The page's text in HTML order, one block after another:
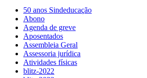
50 anos Sindeducação
Abono
Agenda de greve
Aposentados
Assembleia Geral
Assessoria jurídica
Atividades físicas
blitz-2022